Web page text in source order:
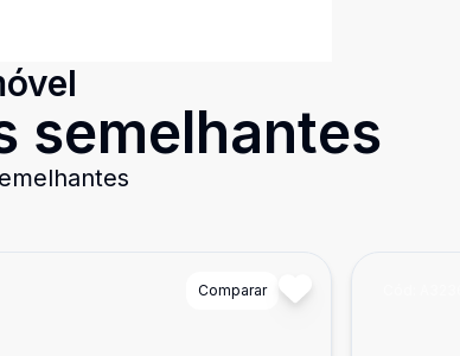
semelhantes
Comparar